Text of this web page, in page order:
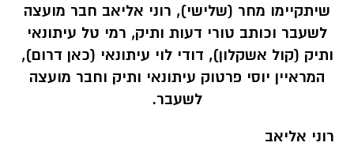
שיתקיימו מחר (שלישי), רוני אליאב חבר מועצה
לשעבר וכותב טורי דעות ותיק, רמי טל עיתונאי
ותיק (קול אשקלון), דודי לוי עיתונאי (כאן דרום),
המראיין יוסי פרטוק עיתונאי ותיק וחבר מועצה
לשעבר.
רוני אליאב